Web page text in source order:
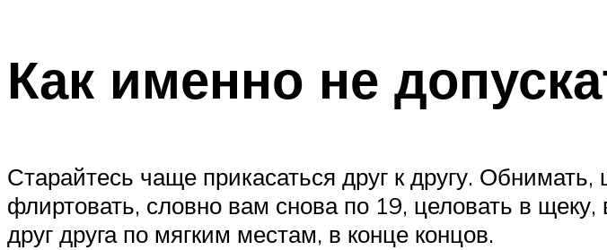
Как именно не
Старайтесь чаще прикасаться друг к другу.
флиртовать, словно вам снова по 19, целовать в
друг друга по мягким местам, в конце концов.